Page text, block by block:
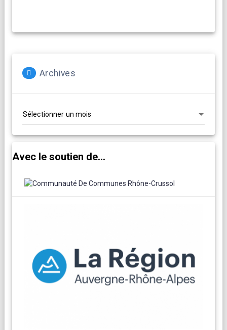
Archives
Avec le soutien de...